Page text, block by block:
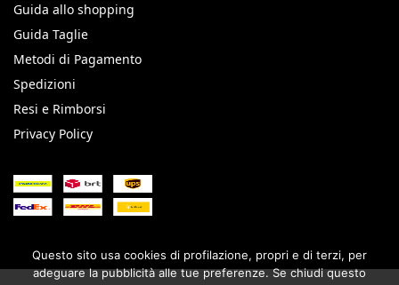
Guida allo shopping
Guida Taglie
Metodi di Pagamento
Spedizioni
Resi e Rimborsi
Privacy Policy
Questo sito usa cookies di profilazione, propri e di terzi, per
adeguare la pubblicità alle tue preferenze. Se chiudi questo